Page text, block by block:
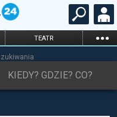
TEATR ...
STAND-UP
KARNETY
KIEDY? GDZIE? CO?